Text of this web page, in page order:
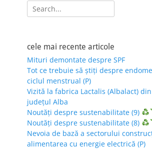
Search
for:
cele mai recente articole
Mituri demontate despre SPF
Tot ce trebuie să știți despre
ciclul menstrual (P)
Vizită la fabrica Lactalis (Albalact)
județul Alba
Noutăți despre sustenabilitate (9)
Noutăți despre sustenabilitate (8)
Nevoia de bază a sectorului
alimentarea cu energie electrică (P)